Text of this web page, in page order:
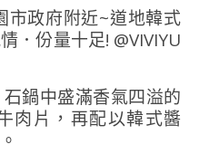
鍋中盛滿香氣四溢的
肉片，再配以韓式醬